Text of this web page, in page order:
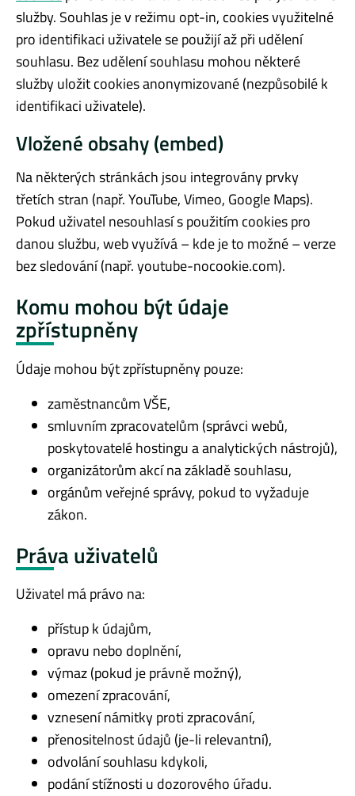
služby. Souhlas je v režimu opt-in, cookies využitelné
pro identifikaci uživatele se použijí až při udělení
souhlasu. Bez udělení souhlasu mohou některé
služby uložit cookies anonymizované (nezpůsobilé k
identifikaci uživatele).
Vložené obsahy (embed)
Na některých stránkách jsou integrovány prvky
třetích stran (např. YouTube, Vimeo, Google Maps).
Pokud uživatel nesouhlasí s použitím cookies pro
danou službu, web využívá – kde je to možné – verze
bez sledování (např. youtube-nocookie.com).
Komu mohou být údaje
zpřístupněny
Údaje mohou být zpřístupněny pouze:
zaměstnancům VŠE,
smluvním zpracovatelům (správci webů,
poskytovatelé hostingu a analytických nástrojů),
organizátorům akcí na základě souhlasu,
orgánům veřejné správy, pokud to vyžaduje
zákon.
Práva uživatelů
Uživatel má právo na:
přístup k údajům,
opravu nebo doplnění,
výmaz (pokud je právně možný),
omezení zpracování,
vznesení námitky proti zpracování,
přenositelnost údajů (je-li relevantní),
odvolání souhlasu kdykoli,
podání stížnosti u dozorového úřadu.